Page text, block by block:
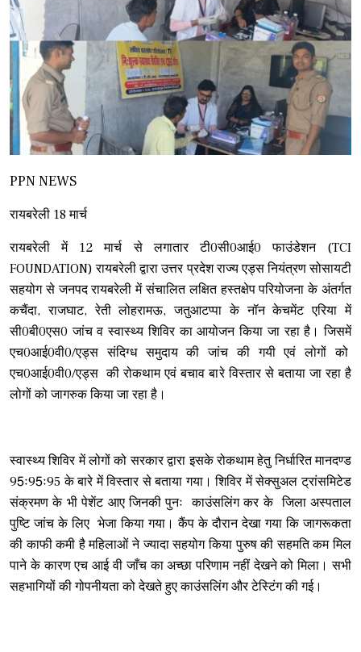
PPN NEWS
रायबरेली 18 मार्च
रायबरेली में 12 मार्च से लगातार टी0सी0आई0 फाउंडेशन (TCI
FOUNDATION) रायबरेली द्वारा उत्तर प्रदेश राज्य एड्स नियंत्रण सोसायटी
सहयोग से जनपद रायबरेली में संचालित लक्षित हस्तक्षेप परियोजना के अंतर्गत
कचैंदा, राजघाट, रेती लोहरामऊ, जतुआटप्पा के नॉन केचमेंट एरिया में
सी0बी0एस0 जांच व स्वास्थ्य शिविर का आयोजन किया जा रहा है। जिसमें
एच0आई0वी0/एड्स संदिग्ध समुदाय की जांच की गयी एवं लोगों को
एच0आई0वी0/एड्स की रोकथाम एवं बचाव बारे विस्तार से बताया जा रहा है
लोगों को जागरुक किया जा रहा है।
स्वास्थ्य शिविर में लोगों को सरकार द्वारा इसके रोकथाम हेतु निर्धारित मानदण्ड
95ः95ः95 के बारे में विस्तार से बताया गया। शिविर में सेक्सुअल ट्रांसमिटेड
संक्रमण के भी पेशेंट आए जिनकी पुनः काउंसलिंग कर के जिला अस्पताल
पुष्टि जांच के लिए भेजा किया गया। कैंप के दौरान देखा गया कि जागरूकता
की काफी कमी है महिलाओं ने ज्यादा सहयोग किया पुरुष की सहमति कम मिल
पाने के कारण एच आई वी जाँच का अच्छा परिणाम नहीं देखने को मिला। सभी
सहभागियों की गोपनीयता को देखते हुए काउंसलिंग और टेस्टिंग की गई।